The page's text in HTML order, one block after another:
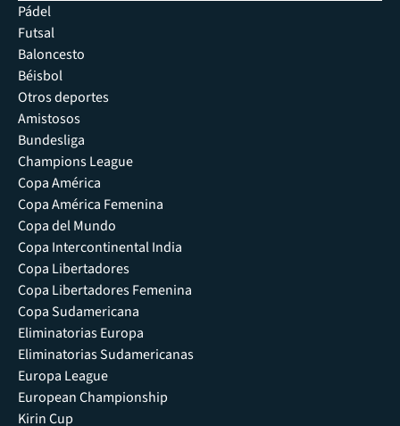
Pádel
Futsal
Baloncesto
Béisbol
Otros deportes
Amistosos
Bundesliga
Champions League
Copa América
Copa América Femenina
Copa del Mundo
Copa Intercontinental India
Copa Libertadores
Copa Libertadores Femenina
Copa Sudamericana
Eliminatorias Europa
Eliminatorias Sudamericanas
Europa League
European Championship
Kirin Cup